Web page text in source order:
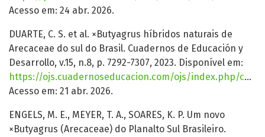
Acesso em: 24 abr. 2026.
DUARTE, C. S. et al. ×Butyagrus híbridos naturais de
Arecaceae do sul do Brasil. Cuadernos de Educación y
Desarrollo, v.15, n.8, p. 7292-7307, 2023. Disponível em:
https://ojs.cuadernoseducacion.com/ojs/index.php/ced/article/view/1401
Acesso em: 21 abr. 2026.
ENGELS, M. E., MEYER, T. A., SOARES, K. P. Um novo
×Butyagrus (Arecaceae) do Planalto Sul Brasileiro.